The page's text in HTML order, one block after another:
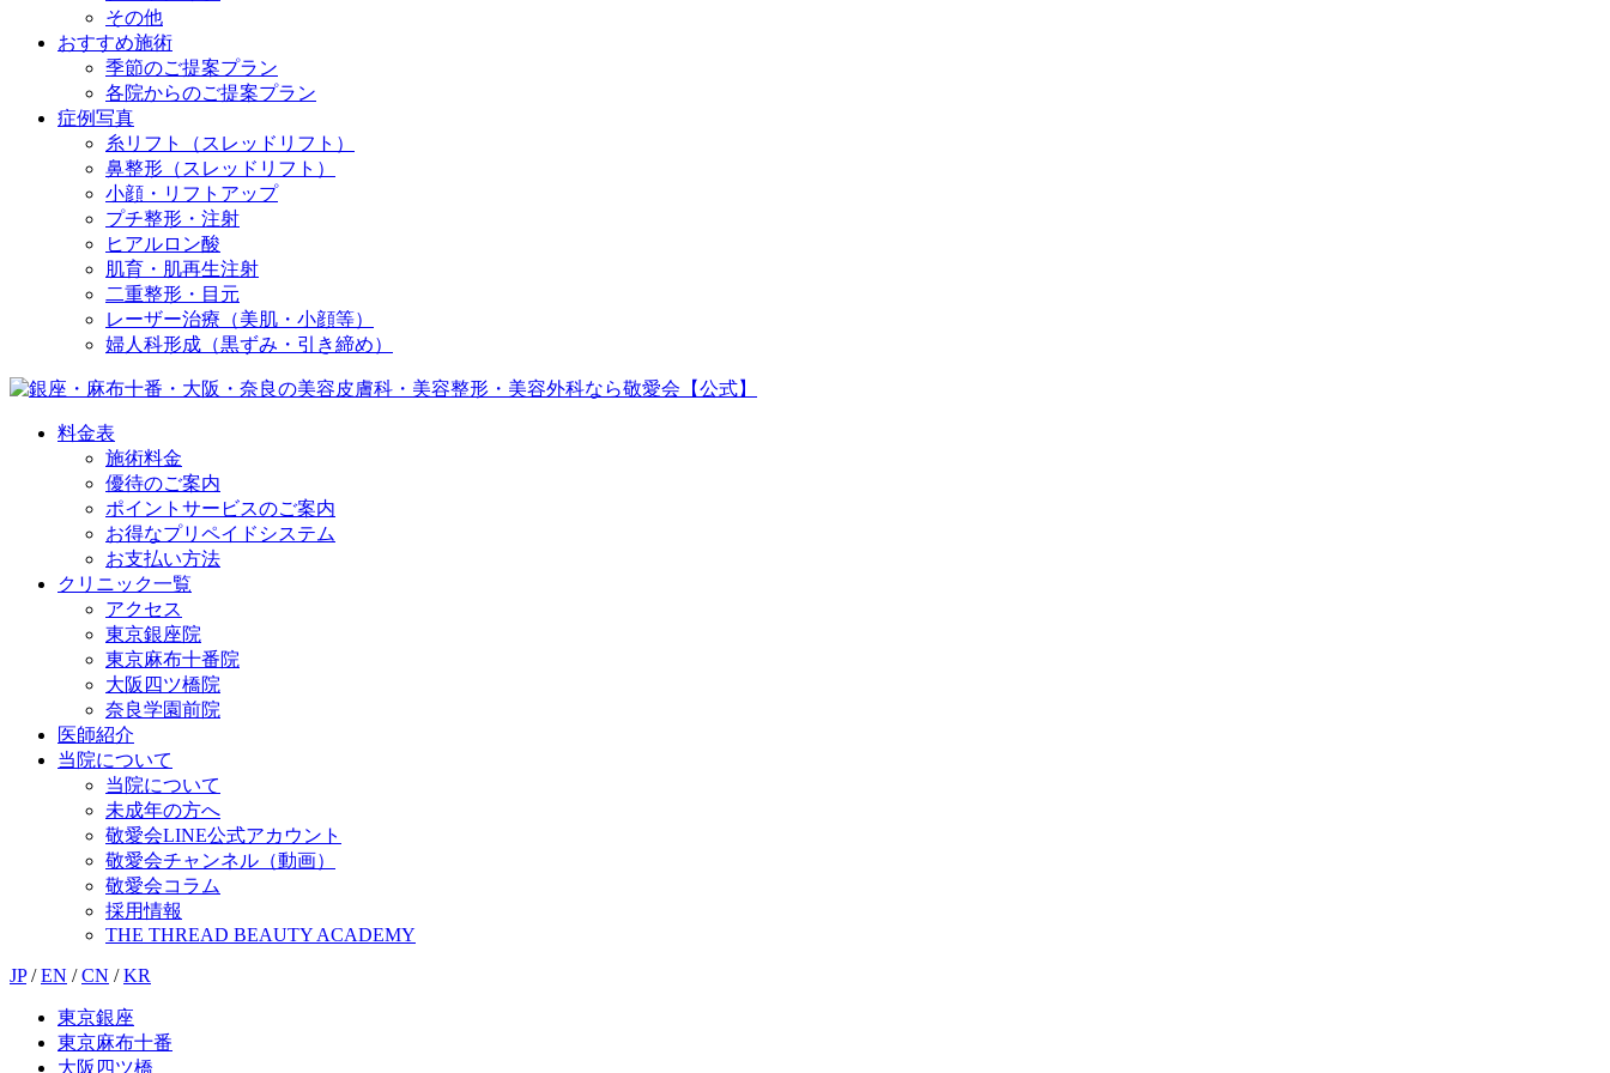
その他
おすすめ施術
季節のご提案プラン
各院からのご提案プラン
症例写真
糸リフト（スレッドリフト）
鼻整形（スレッドリフト）
小顔・リフトアップ
プチ整形・注射
ヒアルロン酸
肌育・肌再生注射
二重整形・目元
レーザー治療（美肌・小顔等）
婦人科形成（黒ずみ・引き締め）
料金表
施術料金
優待のご案内
ポイントサービスのご案内
お得なプリペイドシステム
お支払い方法
クリニック一覧
アクセス
東京銀座院
東京麻布十番院
大阪四ツ橋院
奈良学園前院
医師紹介
当院について
当院について
未成年の方へ
敬愛会LINE公式アカウント
敬愛会チャンネル（動画）
敬愛会コラム
採用情報
THE THREAD BEAUTY ACADEMY
JP / EN / CN / KR
東京銀座
東京麻布十番
大阪四ツ橋